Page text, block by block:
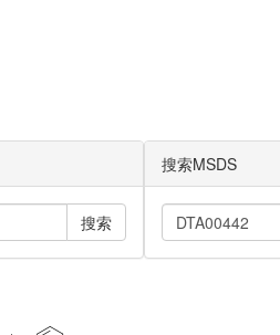
搜索
搜索MSDS